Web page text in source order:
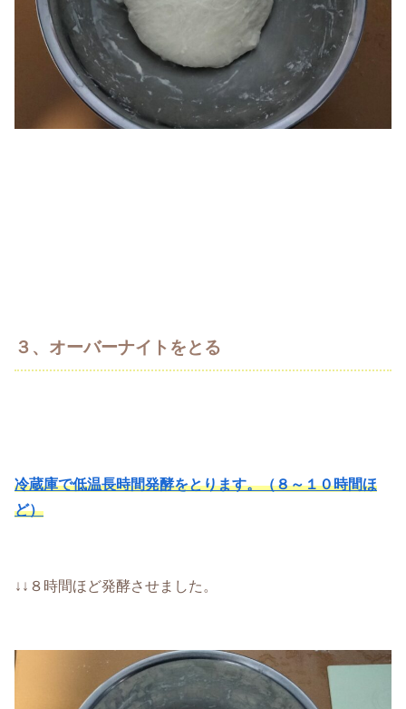
３、オーバーナイトをとる
冷蔵庫で低温長時間発酵をとります。（８～１０時間ほ
ど）
↓↓８時間ほど発酵させました。